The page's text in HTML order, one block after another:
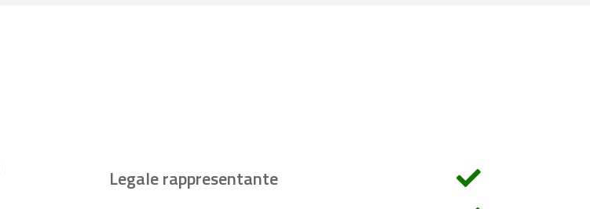
Legale rappresentante